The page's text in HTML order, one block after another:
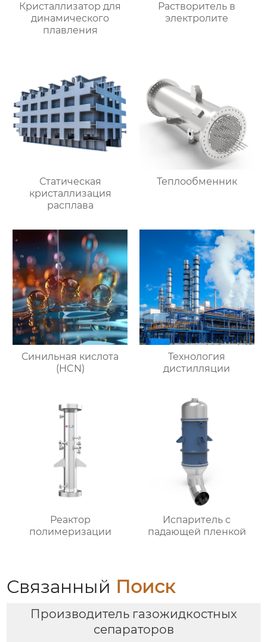
Кристаллизатор для
динамического
плавления
Растворитель в
электролите
Статическая
кристаллизация
расплава
Теплообменник
Синильная кислота
(HCN)
Технология
дистилляции
Реактор
полимеризации
Испаритель c
падающей пленкой
Связанный Поиск
Производитель газожидкостных
сепараторов